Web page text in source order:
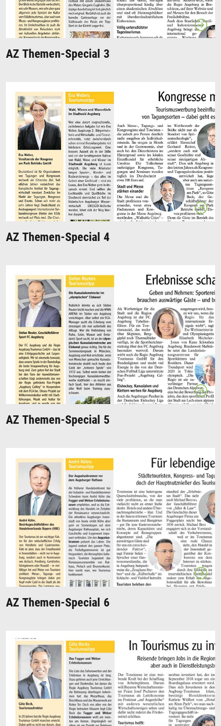
AZ Themen-Special 3
AZ Themen-Special 4
AZ Themen-Special 5
AZ Themen-Special 6